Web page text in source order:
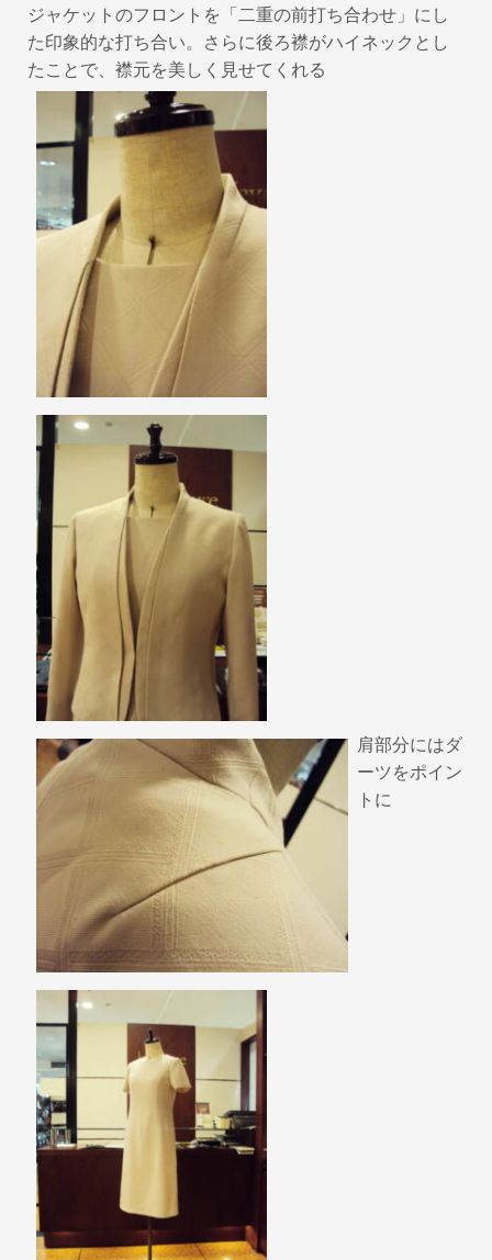
ジャケットのフロントを「二重の前打ち合わせ」にし
た印象的な打ち合い。さらに後ろ襟がハイネックとし
たことで、襟元を美しく見せてくれる
肩部分にはダ
ーツをポイン
トに